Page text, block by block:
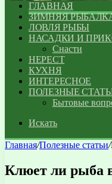
ГЛАВНАЯ
ЗИМНЯЯ
ЛОВЛЯ РЫБЫ
НАСАДКИ И
Снасти
НЕРЕСТ
КУХНЯ
ИНТЕРЕСНОЕ
ПОЛЕЗНЫЕ
Бытовые
Искать
Главная/Полезные статьи/
Клюет ли рыба